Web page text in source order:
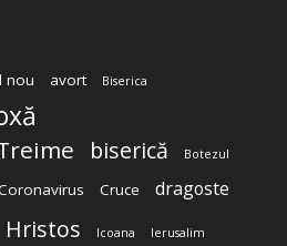
nou avort Biserica
biserică Botezul
Cruce dragoste
Hristos Icoana Ierusalim